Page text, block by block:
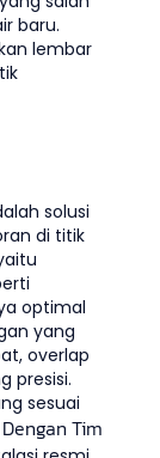
baru.
lembar
solusi
di titik
optimal
yang
overlap
presisi.
sesuai
Tim